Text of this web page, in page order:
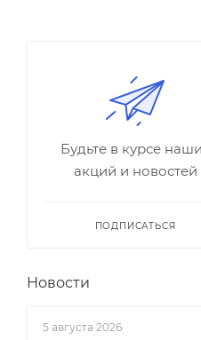
Будьте в курсе
акций и новостей
ПОДПИСАТЬСЯ
Новости
5 августа 2026